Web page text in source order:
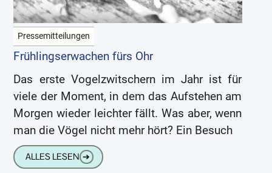
Pressemitteilungen
Frühlingserwachen fürs Ohr
Das erste Vogelzwitschern im Jahr ist für
viele der Moment, in dem das Aufstehen am
Morgen wieder leichter fällt. Was aber, wenn
man die Vögel nicht mehr hört? Ein Besuch
ALLES LESEN ➔